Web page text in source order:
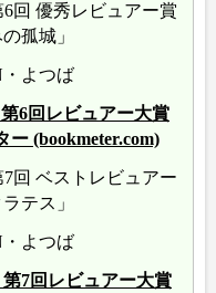
回 優秀レビュアー賞
孤城」
よつば
6回レビュアー大賞
ー (bookmeter.com)
回 ベストレビュアー
テス」
よつば
7回レビュアー大賞